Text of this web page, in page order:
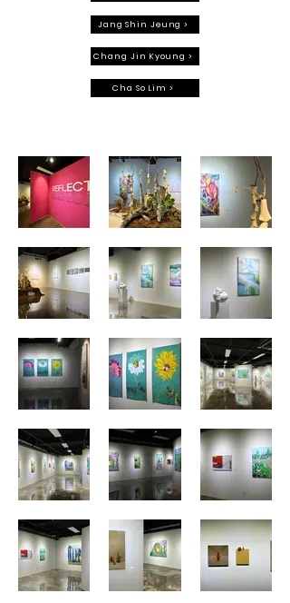
It examines the point where oppression and
regulation implemented by the logic of power in the
process of artistic action are related to the
the formalized and hardened framework of ideas,
being alienated, I observe and shine on the world
from the perspective of the artist's individual in
order to revive myself, who turned away to survive in
the group with recognition and praise.
[REFLECT Dream​​·Death·Self·Day·Island·lol·Flow]  The
seven artists dismantle each object in their own
way and solve it in their own language to create
their own unique world in the artist's room that no
one invades. In the process of sublimating the
conflicts caused by the establishment of daily
relationships into a sensory act of art, find the "I"
that was abandoned and indulge in life as "I" across
thoughts at the same time.
Jang Shin Jeung >
Chang Jin Kyoung >
Cha So Lim >